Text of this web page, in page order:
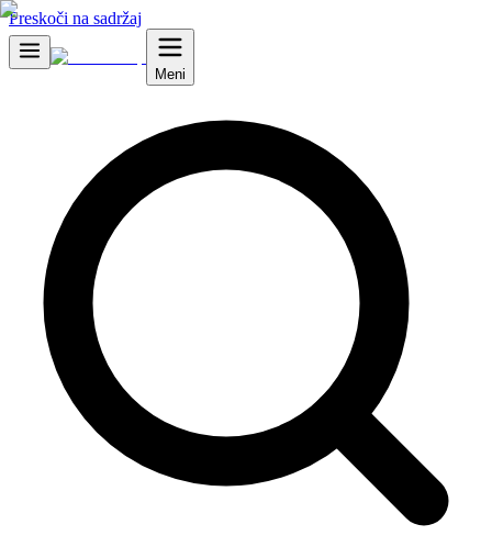
Preskoči na sadržaj
Meni